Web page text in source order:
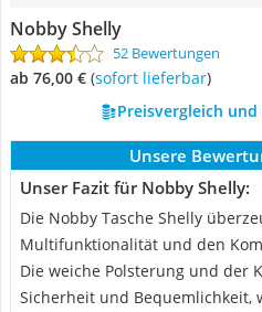
Nobby Shelly
52 Bewertungen
ab 76,00 € ( Sofort lieferbar)
Preisvergleich
Unsere
Unser Fazit für Nobby Shelly:
Die Nobby Tasche Shelly
Multifunktionalität und den
Die weiche Polsterung und der
Sicherheit und Bequemlichkeit,